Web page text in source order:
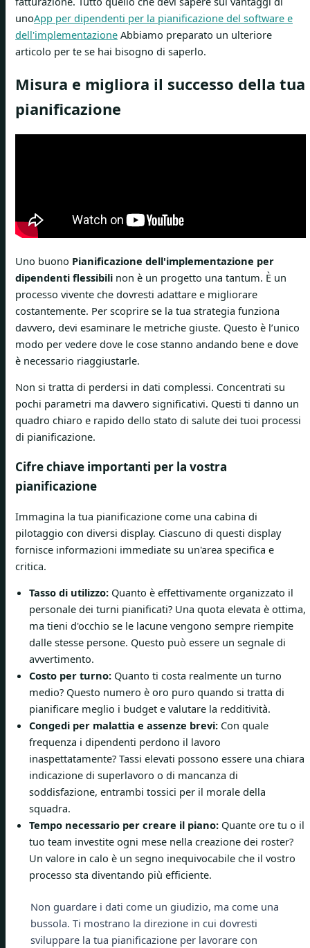
unoApp per dipendenti per la pianificazione del software e
dell'implementazione Abbiamo preparato un ulteriore
articolo per te se hai bisogno di saperlo.
Misura e migliora il successo della tua
pianificazione
Uno buono Pianificazione dell'implementazione per
dipendenti flessibili non è un progetto una tantum. È un
processo vivente che dovresti adattare e migliorare
costantemente. Per scoprire se la tua strategia funziona
davvero, devi esaminare le metriche giuste. Questo è l’unico
modo per vedere dove le cose stanno andando bene e dove
è necessario riaggiustarle.
Non si tratta di perdersi in dati complessi. Concentrati su
pochi parametri ma davvero significativi. Questi ti danno un
quadro chiaro e rapido dello stato di salute dei tuoi processi
di pianificazione.
Cifre chiave importanti per la vostra
pianificazione
Immagina la tua pianificazione come una cabina di
pilotaggio con diversi display. Ciascuno di questi display
fornisce informazioni immediate su un'area specifica e
critica.
Tasso di utilizzo: Quanto è effettivamente organizzato il
personale dei turni pianificati? Una quota elevata è ottima,
ma tieni d'occhio se le lacune vengono sempre riempite
dalle stesse persone. Questo può essere un segnale di
avvertimento.
Costo per turno: Quanto ti costa realmente un turno
medio? Questo numero è oro puro quando si tratta di
pianificare meglio i budget e valutare la redditività.
Congedi per malattia e assenze brevi: Con quale
frequenza i dipendenti perdono il lavoro
inaspettatamente? Tassi elevati possono essere una chiara
indicazione di superlavoro o di mancanza di
soddisfazione, entrambi tossici per il morale della
squadra.
Tempo necessario per creare il piano: Quante ore tu o il
tuo team investite ogni mese nella creazione dei roster?
Un valore in calo è un segno inequivocabile che il vostro
processo sta diventando più efficiente.
Non guardare i dati come un giudizio, ma come una
bussola. Ti mostrano la direzione in cui dovresti
sviluppare la tua pianificazione per lavorare con